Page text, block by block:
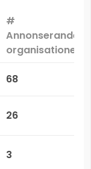
#
Annonserande
organisationer
68
26
3